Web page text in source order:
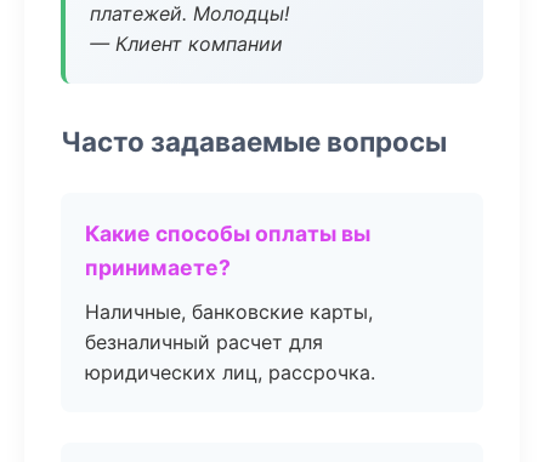
платежей. Молодцы!
— Клиент компании
Часто задаваемые вопросы
Какие способы оплаты вы
принимаете?
Наличные, банковские карты,
безналичный расчет для
юридических лиц, рассрочка.